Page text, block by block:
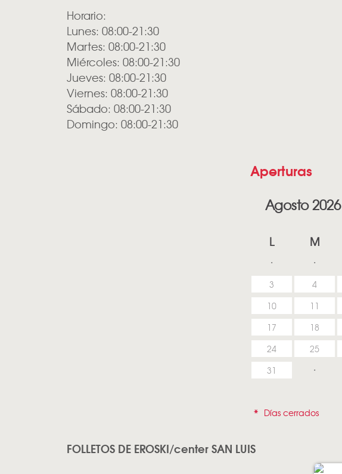
Horario:
Lunes: 08:00-21:30
Martes: 08:00-21:30
Miércoles: 08:00-21:30
Jueves: 08:00-21:30
Viernes: 08:00-21:30
Sábado: 08:00-21:30
Domingo: 08:00-21:30
Aperturas
Agosto 2026
L M
3
4
10
11
17
18
24
25
31
* Días cerrados
FOLLETOS DE EROSKI/center SAN LUIS